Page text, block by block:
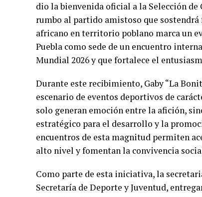
dio la bienvenida oficial a la Selección
rumbo al partido amistoso que sostendrá
africano en territorio poblano marca un
Puebla como sede de un encuentro
Mundial 2026 y que fortalece el
Durante este recibimiento, Gaby “La
escenario de eventos deportivos de
solo generan emoción entre la afición,
estratégico para el desarrollo y la
encuentros de esta magnitud permiten
alto nivel y fomentan la convivencia
Como parte de esta iniciativa, la
Secretaría de Deporte y Juventud,